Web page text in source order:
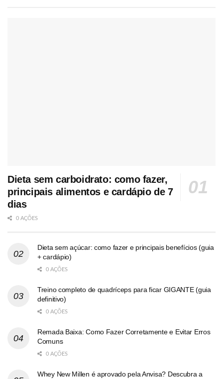
Dieta sem carboidrato: como fazer,
principais alimentos e cardápio de 7
dias
0 AÇÕES
Dieta sem açúcar: como fazer e principais benefícios (guia
+ cardápio)
0 AÇÕES
Treino completo de quadríceps para ficar GIGANTE (guia
definitivo)
0 AÇÕES
Remada Baixa: Como Fazer Corretamente e Evitar Erros
Comuns
0 AÇÕES
Whey New Millen é aprovado pela Anvisa? Descubra a